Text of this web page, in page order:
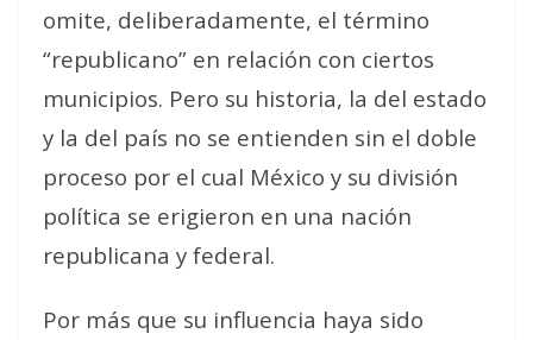
omite, deliberadamente, el término
“republicano” en relación con ciertos
municipios. Pero su historia, la del estado
y la del país no se entienden sin el doble
proceso por el cual México y su división
política se erigieron en una nación
republicana y federal.
Por más que su influencia haya sido